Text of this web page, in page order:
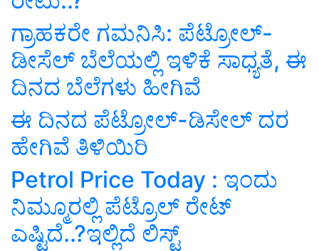
ಗ್ರಾಹಕರೇ ಗಮನಿಸಿ: ಪೆಟ್ರೋಲ್‌-
ಡೀಸೆಲ್‌ ಬೆಲೆಯಲ್ಲಿ ಇಳಿಕೆ ಸಾಧ್ಯತೆ, ಈ
ದಿನದ ಬೆಲೆಗಳು ಹೀಗಿವೆ
ಈ ದಿನದ ಪೆಟ್ರೋಲ್‌-ಡಿಸೇಲ್‌ ದರ
ಹೇಗಿವೆ ತಿಳಿಯಿರಿ
Petrol Price Today : ಇಂದು
ನಿಮ್ಮೂರಲ್ಲಿ ಪೆಟ್ರೊಲ್‌ ರೇಟ್‌
ಎಷ್ಟಿದೆ..?ಇಲ್ಲಿದೆ ಲಿಸ್ಟ್‌